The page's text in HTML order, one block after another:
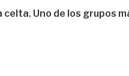
Uno de los grupos